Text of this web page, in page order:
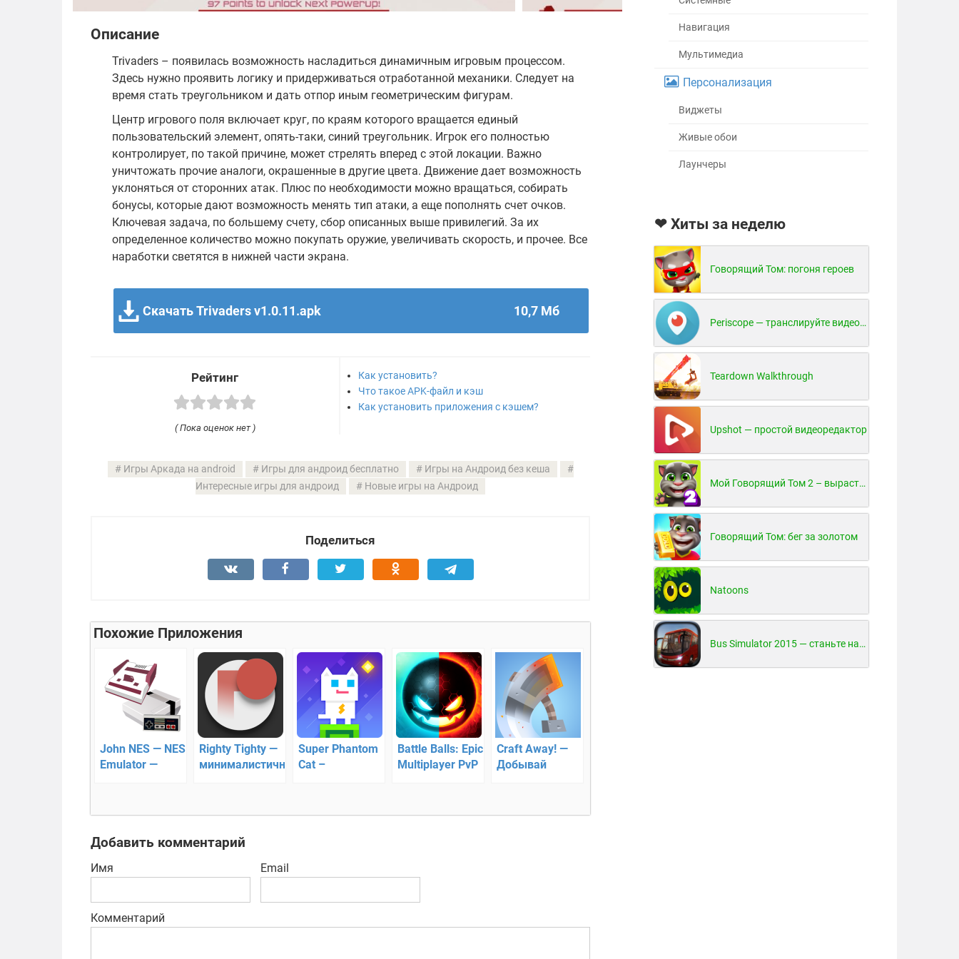
Описание
Trivaders – появилась возможность насладиться динамичным игровым процессом.
Здесь нужно проявить логику и придерживаться отработанной механики. Следует на
время стать треугольником и дать отпор иным геометрическим фигурам.
Центр игрового поля включает круг, по краям которого вращается единый
пользовательский элемент, опять-таки, синий треугольник. Игрок его полностью
контролирует, по такой причине, может стрелять вперед с этой локации. Важно
уничтожать прочие аналоги, окрашенные в другие цвета. Движение дает возможность
уклоняться от сторонних атак. Плюс по необходимости можно вращаться, собирать
бонусы, которые дают возможность менять тип атаки, а еще пополнять счет очков.
Ключевая задача, по большему счету, сбор описанных выше привилегий. За их
определенное количество можно покупать оружие, увеличивать скорость, и прочее. Все
наработки светятся в нижней части экрана.
Скачать Trivaders v1.0.11.apk 10,7 Мб
Рейтинг
( Пока оценок нет )
Как установить?
Что такое APK-файл и кэш
Как установить приложения с кэшем?
Игры Аркада на android Игры для андроид бесплатно
Игры на Андроид без кеша
Интересные игры для андроид
Новые игры на Андроид
Поделиться
Похожие Приложения
John NES — NES
Emulator —
Righty Tighty —
минималистичная
Super Phantom
Cat –
Battle Balls: Epic
Multiplayer PvP
Craft Away! —
Добывай
Добавить комментарий
Имя Email
Комментарий
Навигация
Мультимедиа
Персонализация
Виджеты
Живые обои
Лаунчеры
❤ Хиты за неделю
Говорящий Том: погоня героев
Periscope — транслируйте видео в реальном времени!
Teardown Walkthrough
Upshot — простой видеоредактор
Мой Говорящий Том 2 – вырасти и воспитай своего котенка
Говорящий Том: бег за золотом
Natoons
Bus Simulator 2015 — станьте настоящим водителем автобуса!